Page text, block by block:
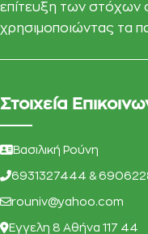
επίτευξη των στόχων
χρησιμοποιώντας τα
Στοιχεία
Βασιλική Ρούνη
6931327444 &
rouniv@yahoo.com
Eγγελη 8 Αθήνα 117 44